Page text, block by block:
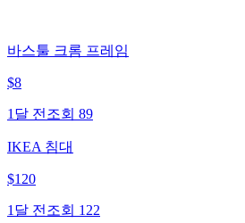
바스툴 크롬 프레임
$8
1달 전 조회 89
IKEA 침대
$120
1달 전 조회 122